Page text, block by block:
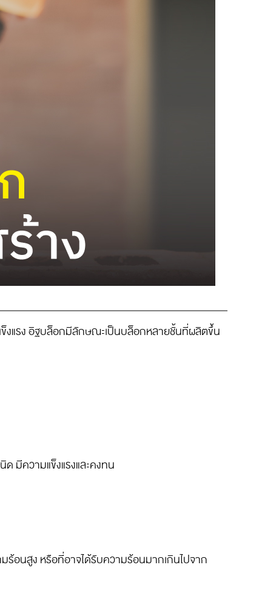
งแรง อิฐบล็อกมีลักษณะเป็นบล็อกหลายชั้นที่ผลิตขึ้น
มีความแข็งแรงและคงทน
อนสูง หรือที่อาจได้รับความร้อนมากเกินไปจาก